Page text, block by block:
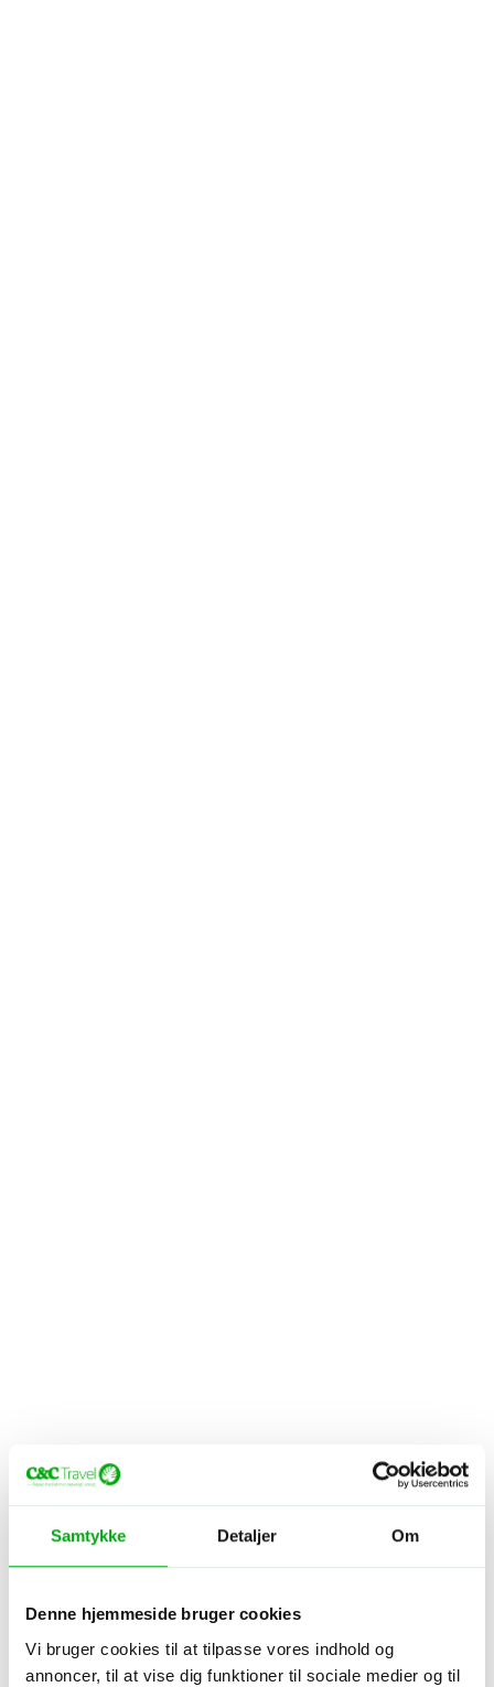
Samtykke Detaljer Om
Denne hjemmeside bruger cookies
Vi bruger cookies til at tilpasse vores indhold og
annoncer, til at vise dig funktioner til sociale medier og til